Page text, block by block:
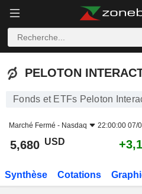
PELOTON INTERACTIVE,
PELOTON
Fonds et ETFs Peloton
Marché Fermé - Nasdaq 22:00:00 07/
5,680 USD
Synthèse Cotations